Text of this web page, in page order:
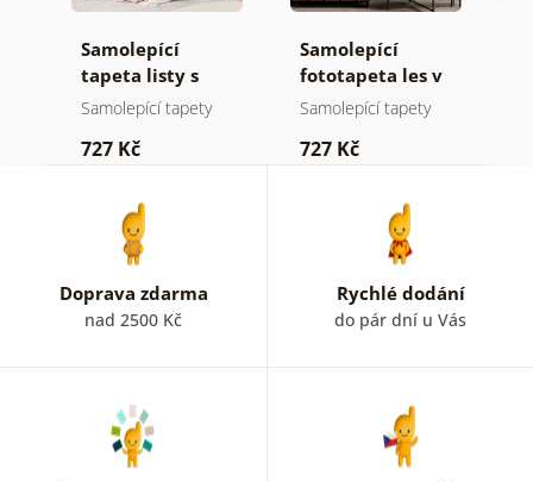
Samolepící
tapeta listy s
pastelovým
Samolepící tapety
727 Kč
Samolepící
fototapeta les v
mlze
Samolepící tapety
727 Kč
Doprava zdarma
nad 2500 Kč
Rychlé dodání
do pár dní u Vás